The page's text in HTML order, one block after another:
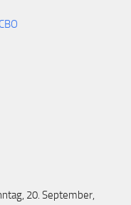
20. September,